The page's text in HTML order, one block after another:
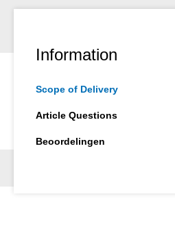
Information
Scope of Delivery
Article Questions
Beoordelingen